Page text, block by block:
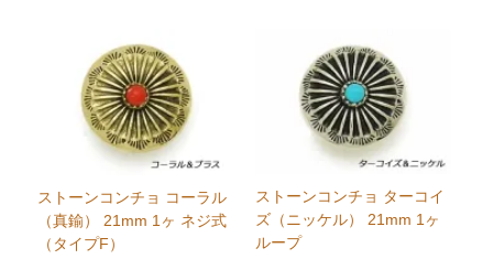
ストーンコンチョ コーラル
（真鍮） 21mm 1ヶ ネジ式
（タイプF）
ストーンコンチョ ターコイ
ズ（ニッケル） 21mm 1ヶ
ループ